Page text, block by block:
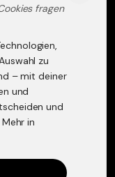
fragen
zu
– mit deiner
und
und
in